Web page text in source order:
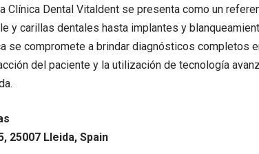
Clínica Dental Vitaldent se presenta como un
y carillas dentales hasta implantes y
se compromete a brindar diagnósticos completos
del paciente y la utilización de tecnología
25007 Lleida, Spain